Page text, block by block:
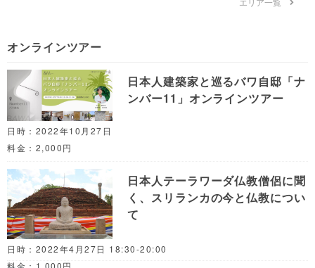
オンラインツアー
日本人建築家と巡るバワ自邸「ナ
ンバー11」オンラインツアー
日時：2022年10月27日
料金：2,000円
日本人テーラワーダ仏教僧侶に聞
く、スリランカの今と仏教につい
て
日時：2022年4月27日 18:30-20:00
料金：1,000円